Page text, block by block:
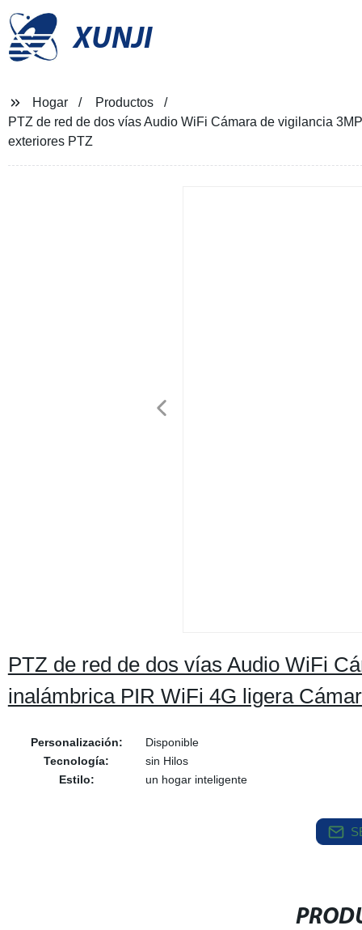
XUNJI
Hogar
Productos
PTZ de red de dos vías Audio WiFi Cámara de vigilancia
exteriores PTZ
PTZ de red de dos vías Audio WiFi
inalámbrica PIR WiFi 4G ligera
Personalización:
Disponible
Tecnología:
sin Hilos
Estilo:
un hogar inteligente